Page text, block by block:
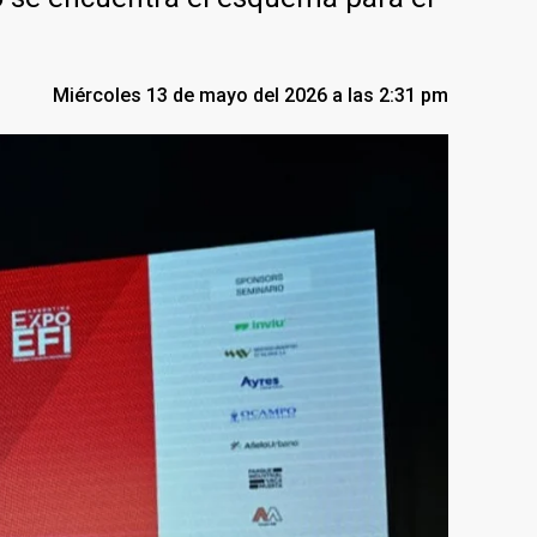
Miércoles 13 de mayo del 2026 a las 2:31 pm